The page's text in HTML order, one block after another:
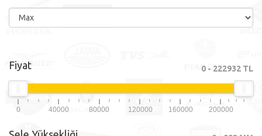
Fiyat 0 - 222932 TL
0 40000 80000 120000 160000 200000